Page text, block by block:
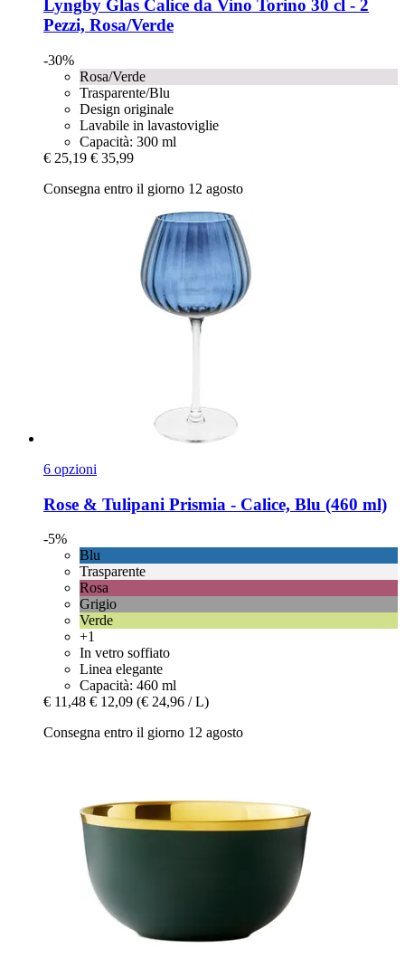
Lyngby Glas Calice da Vino Torino 30 cl -​ 2
Pezzi, Rosa/Verde
-30%
Rosa/Verde
Trasparente/Blu
Design originale
Lavabile in lavastoviglie
Capacità: 300 ml
€ 25,19 € 35,99
Consegna entro il giorno 12 agosto
6 opzioni
Rose & Tulipani Prismia -​ Calice, Blu (460 ml)
-5%
Blu
Trasparente
Rosa
Grigio
Verde
+1
In vetro soffiato
Linea elegante
Capacità: 460 ml
€ 11,48 € 12,09 (€ 24,96 / L)
Consegna entro il giorno 12 agosto